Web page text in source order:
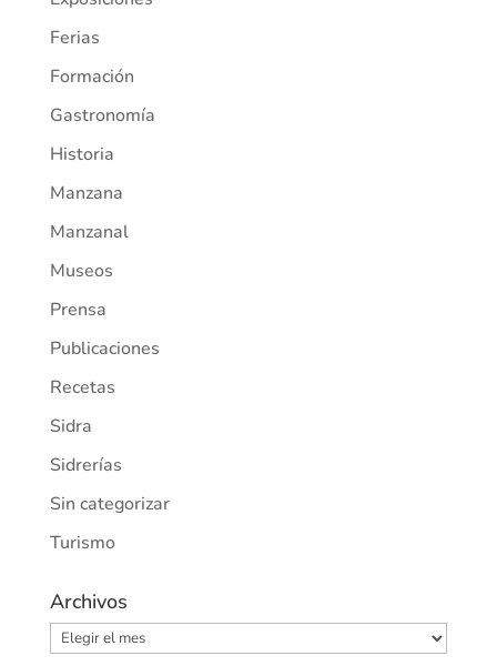
Ferias
Formación
Gastronomía
Historia
Manzana
Manzanal
Museos
Prensa
Publicaciones
Recetas
Sidra
Sidrerías
Sin categorizar
Turismo
Archivos
Archivos